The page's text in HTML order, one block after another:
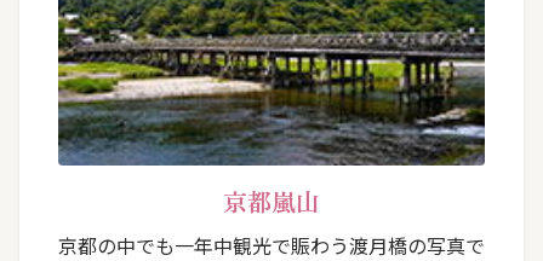
京都嵐山
京都の中でも一年中観光で賑わう渡月橋の写真で